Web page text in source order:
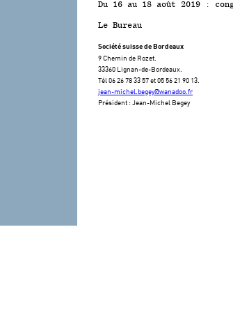
Du 16 au 18 août 2019 :
Le Bureau
Société suisse de Bordeaux
9 Chemin de Rozet.
33360 Lignan-de-Bordeaux.
Tél 06 26 78 33 57 et 05 56 21 90 13.
jean-michel.begey@wanadoo.fr
Président : Jean-Michel Begey